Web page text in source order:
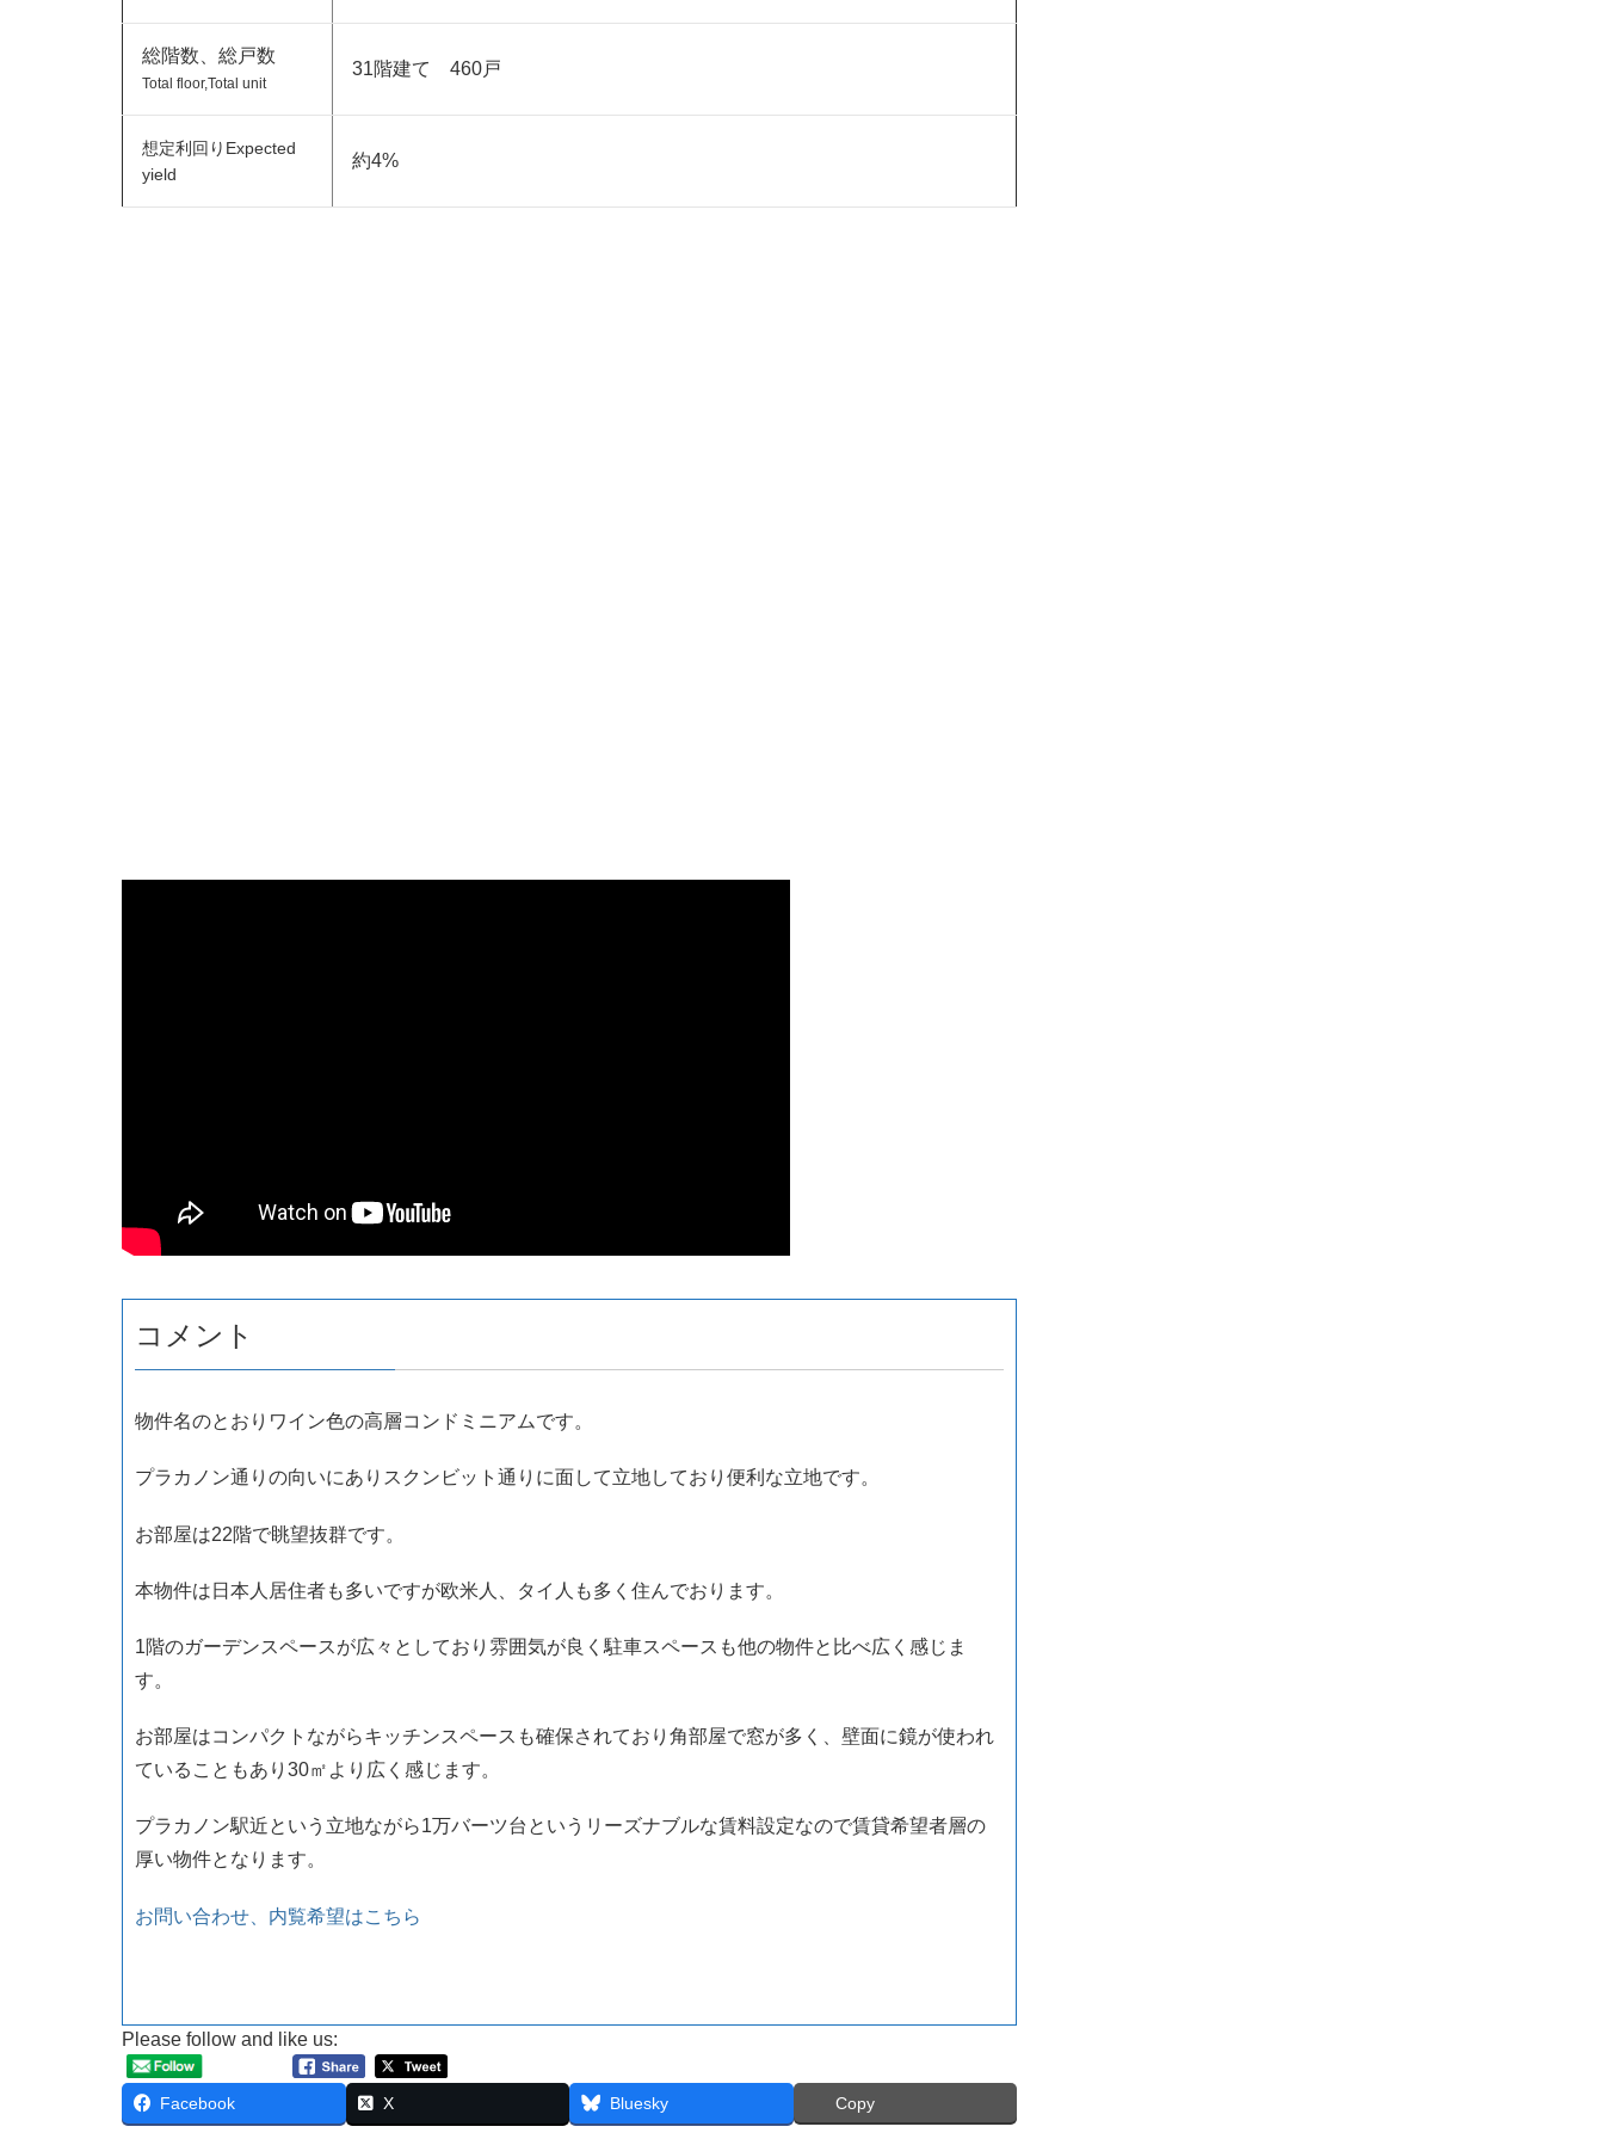
総階数、総戸数
Total floor,Total unit
31階建て 460戸
想定利回りExpected
yield
約4%
コメント
物件名のとおりワイン色の高層コンドミニアムです。
プラカノン通りの向いにありスクンビット通りに面して立地しており便利な立地です。
お部屋は22階で眺望抜群です。
本物件は日本人居住者も多いですが欧米人、タイ人も多く住んでおります。
1階のガーデンスペースが広々としており雰囲気が良く駐車スペースも他の物件と比べ広く感じま
す。
お部屋はコンパクトながらキッチンスペースも確保されており角部屋で窓が多く、壁面に鏡が使われ
ていることもあり30㎡より広く感じます。
プラカノン駅近という立地ながら1万バーツ台というリーズナブルな賃料設定なので賃貸希望者層の
厚い物件となります。
お問い合わせ、内覧希望はこちら
Please follow and like us:
Facebook X Bluesky Copy